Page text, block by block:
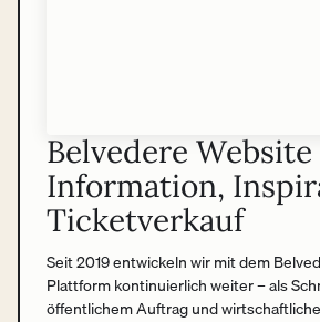
Belvedere
Information,
Ticketverkauf
Seit 2019 entwickeln wir mit dem
Plattform kontinuierlich weiter – als
öffentlichem Auftrag und